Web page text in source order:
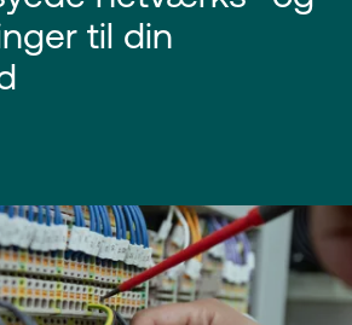
til din